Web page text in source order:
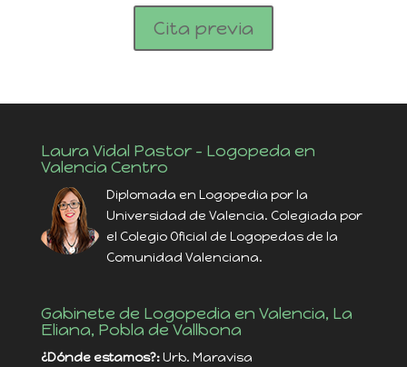
Cita previa
Laura Vidal Pastor – Logopeda en
Valencia Centro
Diplomada en Logopedia por la
Universidad de Valencia. Colegiada por
el Colegio Oficial de Logopedas de la
Comunidad Valenciana.
Gabinete de Logopedia en Valencia, La
Eliana, Pobla de Vallbona
¿Dónde estamos?:Urb. Maravisa